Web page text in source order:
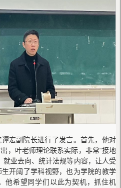
宏副院长进行了发言。首先，他对
，叶老师理论联系实际，非常“接地
就业去向、统计法规等内容，让人受
开阔了学科视野，也为学院的教学
他希望同学们以此为契机，抓住机